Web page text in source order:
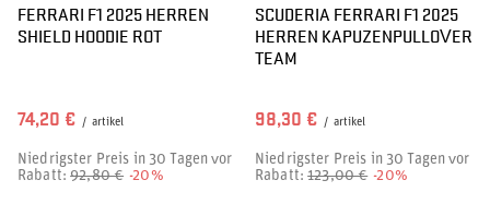
FERRARI F1 2025 HERREN
SHIELD HOODIE ROT
74,20 € / artikel
Niedrigster Preis in 30 Tagen vor
Rabatt:92,80 € -20%
SCUDERIA FERRARI F1 2025
HERREN KAPUZENPULLOVER
TEAM
98,30 € / artikel
Niedrigster Preis in 30 Tagen vor
Rabatt:123,00 € -20%